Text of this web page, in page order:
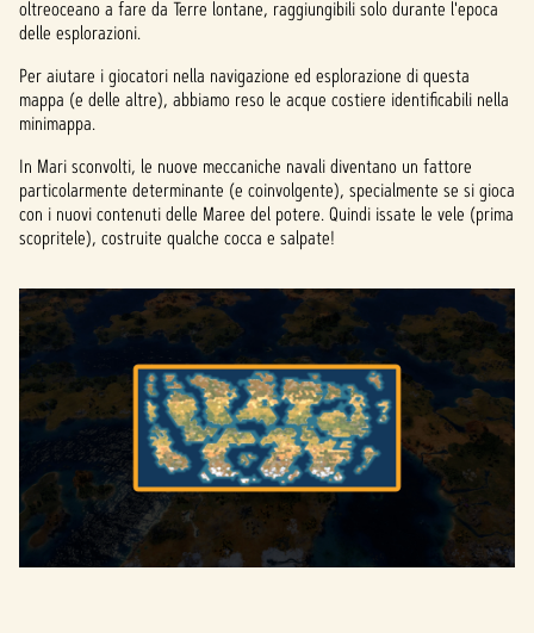
oltreoceano a fare da Terre lontane, raggiungibili solo durante l'epoca
delle esplorazioni.
Per aiutare i giocatori nella navigazione ed esplorazione di questa
mappa (e delle altre), abbiamo reso le acque costiere identificabili nella
minimappa.
In Mari sconvolti, le nuove meccaniche navali diventano un fattore
particolarmente determinante (e coinvolgente), specialmente se si gioca
con i nuovi contenuti delle Maree del potere. Quindi issate le vele (prima
scopritele), costruite qualche cocca e salpate!